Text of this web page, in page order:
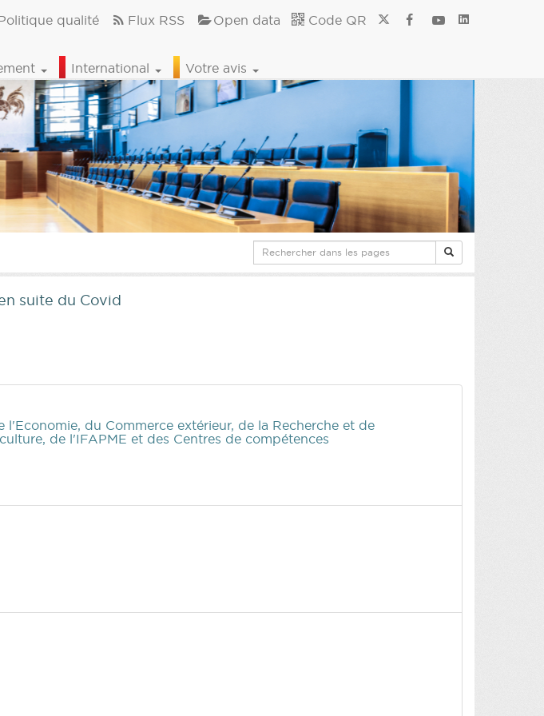
qualité Flux RSS Open data Code QR
International Votre avis
suite du Covid
l'Economie, du Commerce extérieur, de la Recherche et de
de l'IFAPME et des Centres de compétences